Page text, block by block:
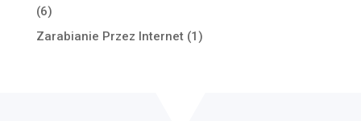
(6)
Zarabianie Przez Internet(1)